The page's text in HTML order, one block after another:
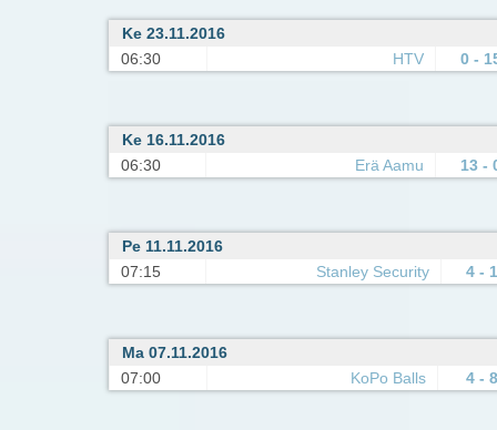
Ke 23.11.2016
06:30
HTV 0 -
Ke 16.11.2016
06:30
Erä Aamu 13 -
Pe 11.11.2016
07:15
Stanley Security 4 -
Ma 07.11.2016
07:00
KoPo Balls 4 - 8